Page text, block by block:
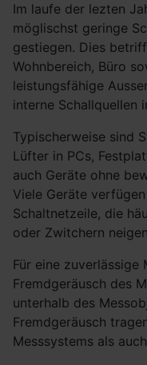
Im laufe der lezten
möglischst geringe
gestiegen. Dies
Wohnbereich, Büro
leistungsfähige
interne Schallquellen
Typischerweise sind
Lüfter in PCs,
auch Geräte ohne
Viele Geräte
Schaltnetzeile, die
oder Zwitchern
Für eine zuverlässige
Fremdgeräusch des
unterhalb des
Fremdgeräusch
Messsystems als